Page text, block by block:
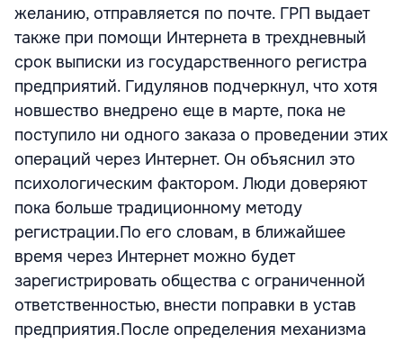
желанию, отправляется по почте. ГРП выдает
также при помощи Интернета в трехдневный
срок выписки из государственного регистра
предприятий. Гидулянов подчеркнул, что хотя
новшество внедрено еще в марте, пока не
поступило ни одного заказа о проведении этих
операций через Интернет. Он объяснил это
психологическим фактором. Люди доверяют
пока больше традиционному методу
регистрации.По его словам, в ближайшее
время через Интернет можно будет
зарегистрировать общества с ограниченной
ответственностью, внести поправки в устав
предприятия.После определения механизма